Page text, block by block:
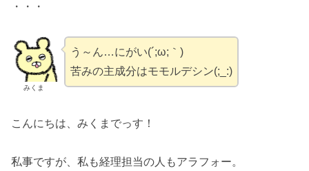
・・・
みくま
う～ん…にがい(´;ω;｀)
苦みの主成分はモモルデシン(;_:)
こんにちは、みくまでっす！
私事ですが、私も経理担当の人もアラフォー。